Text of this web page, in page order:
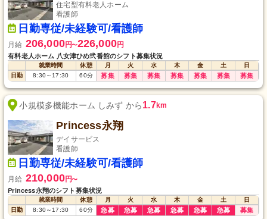
住宅型有料老人ホーム
看護師
日勤専従/未経験可/看護師
月給 206,000円〜226,000円
有料老人ホーム 八女津ひめ弐番館のシフト募集状況
就業時間 休憩 月 火 水 木 金 土
日
日勤
8:30～17:30 60分 募集 募集 募集 募集 募集 募集 募集
小規模多機能ホーム しみず から1.7km
Princess永翔
デイサービス
看護師
日勤専従/未経験可/看護師
月給 210,000円〜
Princess永翔のシフト募集状況
就業時間 休憩 月 火 水 木 金 土
日
日勤
8:30～17:30 60分 急募 急募 急募 急募 急募 急募 募集